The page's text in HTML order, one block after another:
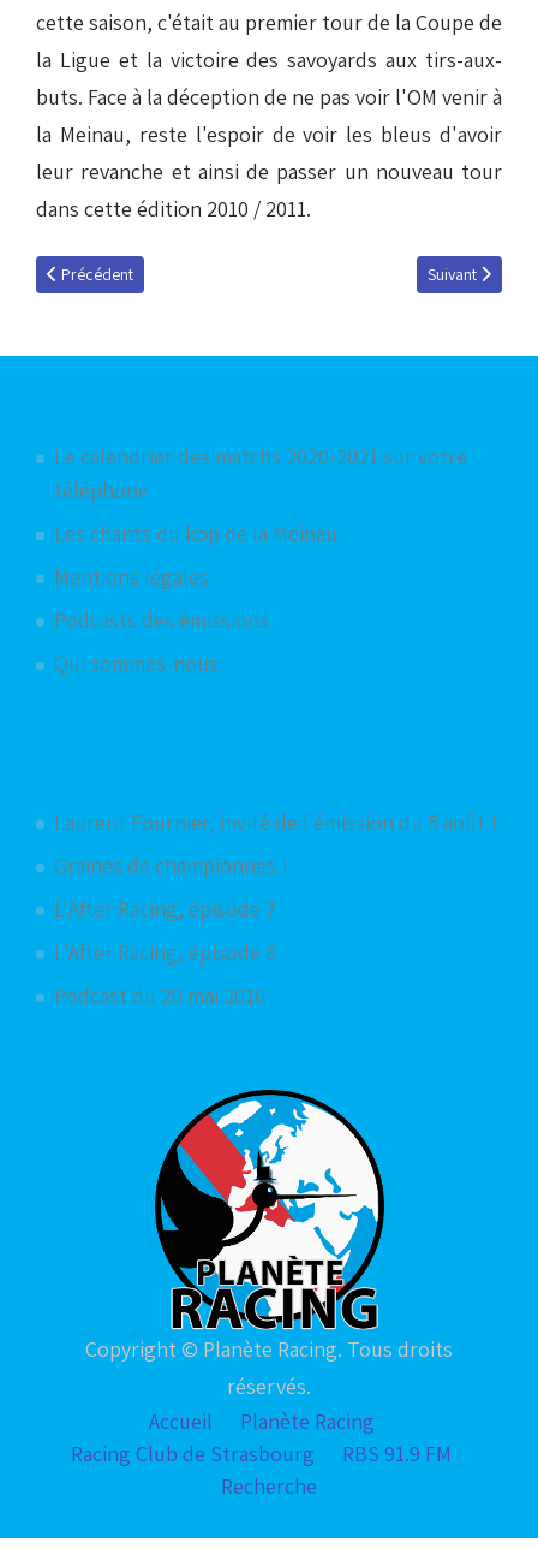
cette saison, c'était au premier tour de la Coupe de
la Ligue et la victoire des savoyards aux tirs-aux-
buts. Face à la déception de ne pas voir l'OM venir à
la Meinau, reste l'espoir de voir les bleus d'avoir
leur revanche et ainsi de passer un nouveau tour
dans cette édition 2010 / 2011.
Article précédent : Ambiance à la Meinau !
Précédent Article suivant :
Suivant
Le calendrier des matchs 2020-2021 sur votre
téléphone
Les chants du kop de la Meinau
Mentions légales
Podcasts des émissions
Qui sommes-nous
Laurent Fournier, invité de l'émission du 5 août !
Graines de championnes !
L'After Racing, épisode 7
L'After Racing, épisode 8
Podcast du 20 mai 2010
Copyright © Planète Racing. Tous droits
réservés.
Accueil
Planète Racing
Racing Club de Strasbourg
RBS 91.9 FM
Recherche